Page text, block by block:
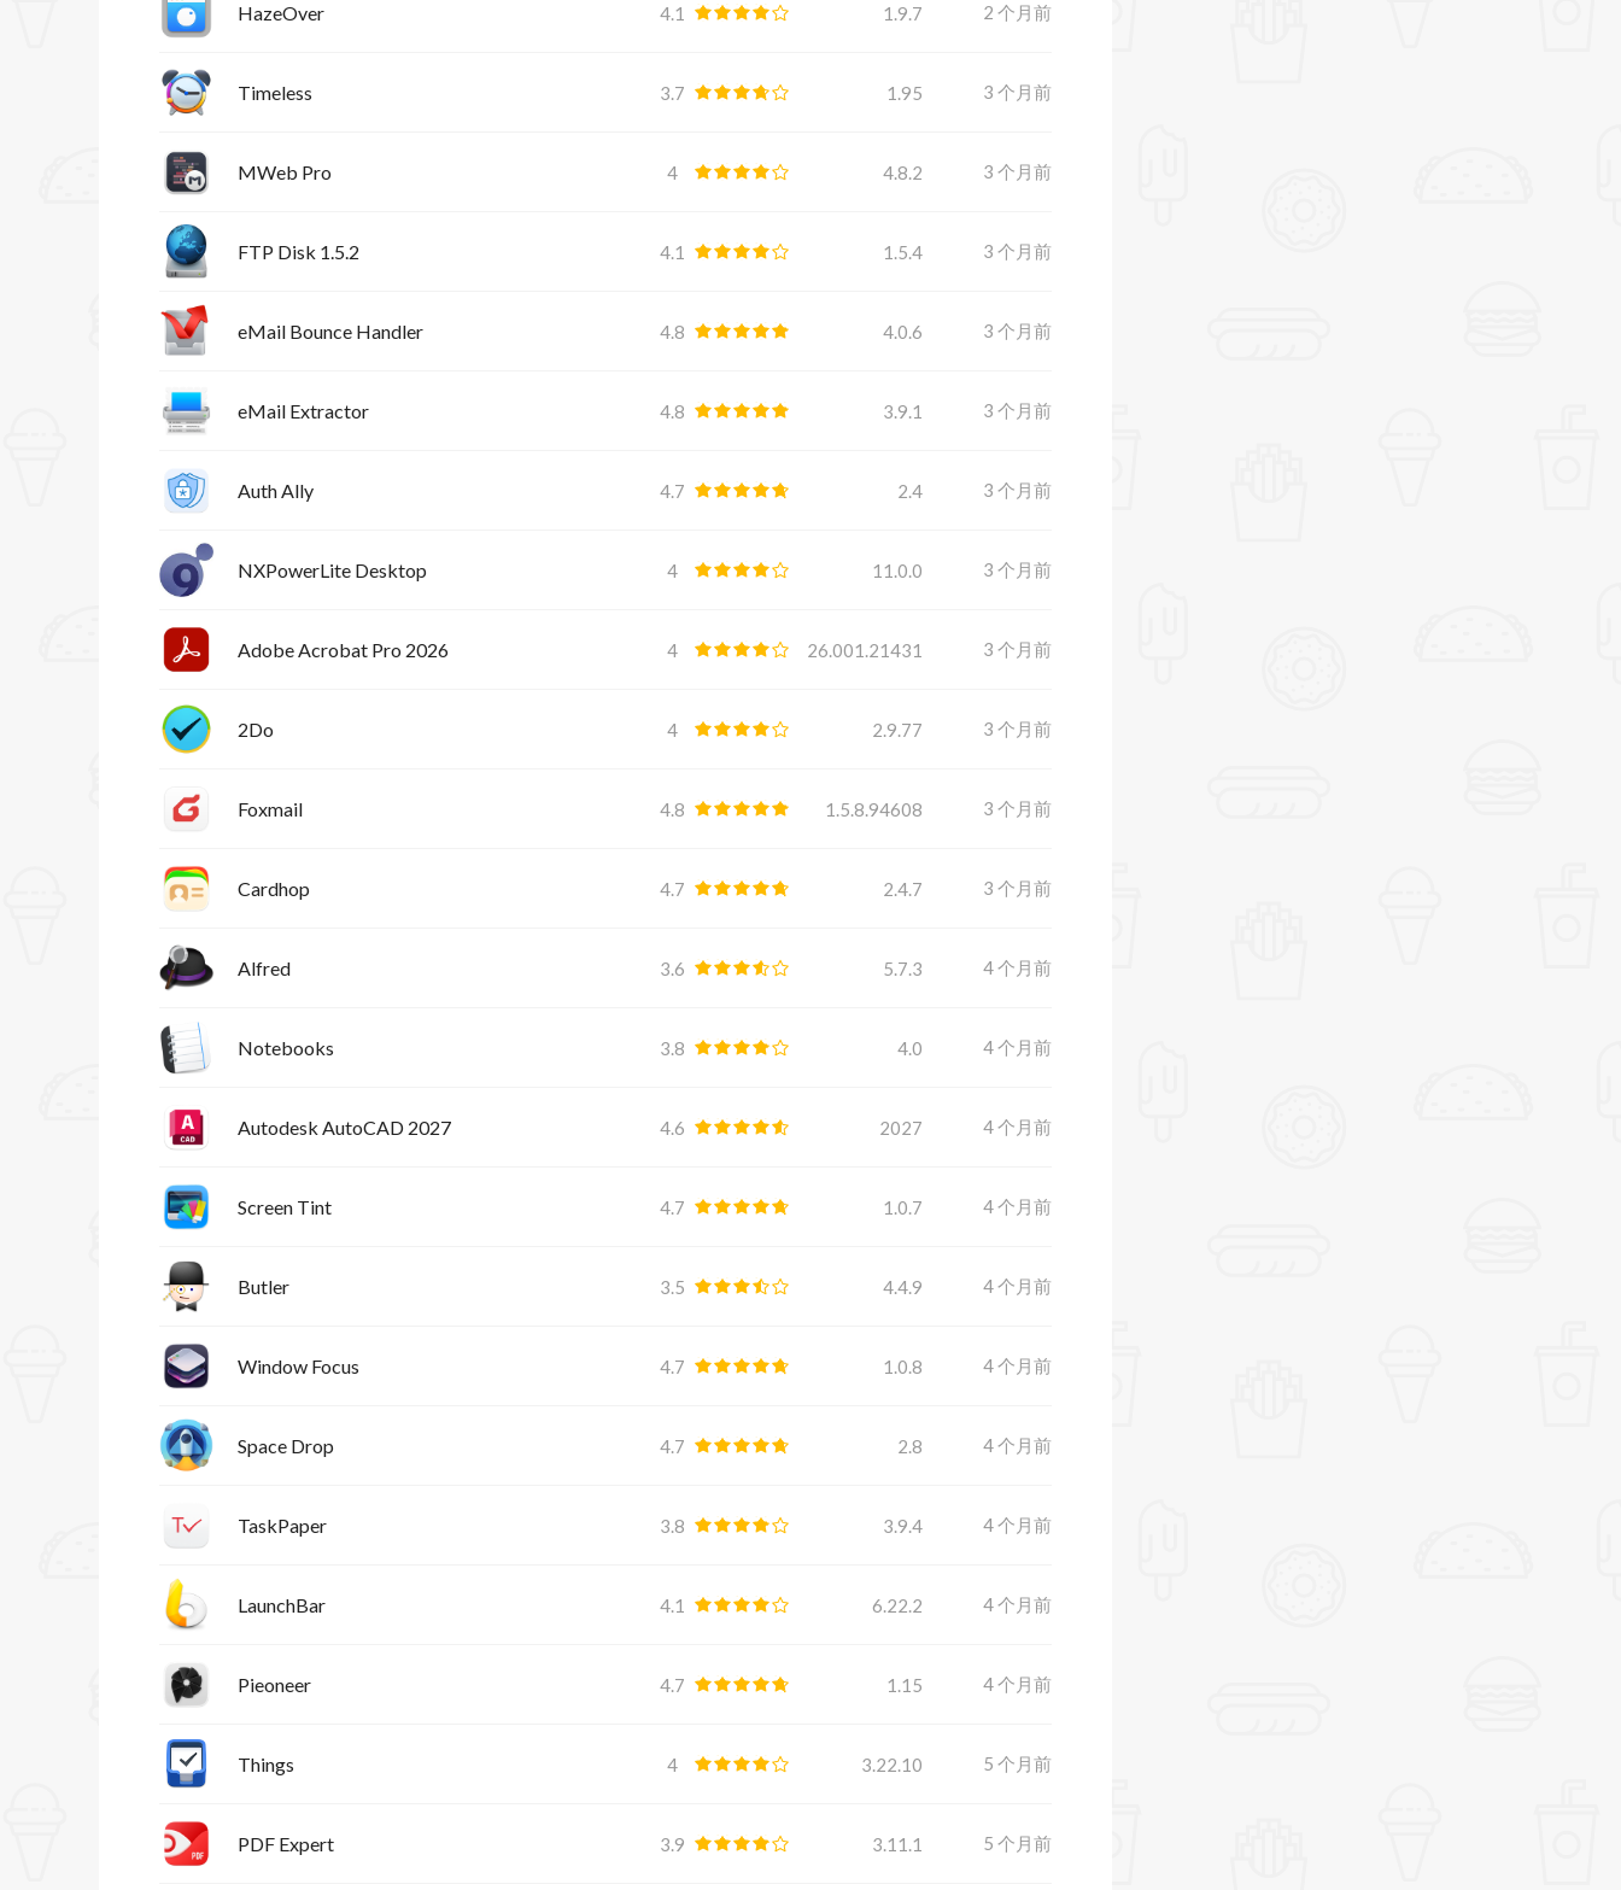
HazeOver 4.1 1.9.7 2 个月前
Timeless 3.7 1.95 3 个月前
MWeb Pro 4 4.8.2 3 个月前
FTP Disk 1.5.2 4.1 1.5.4 3 个月前
eMail Bounce Handler 4.8 4.0.6 3 个月前
eMail Extractor 4.8 3.9.1 3 个月前
Auth Ally 4.7 2.4 3 个月前
NXPowerLite Desktop 4 11.0.0 3 个月前
Adobe Acrobat Pro 2026 4 26.001.21431 3 个月前
2Do 4 2.9.77 3 个月前
Foxmail 4.8 1.5.8.94608 3 个月前
Cardhop 4.7 2.4.7 3 个月前
Alfred 3.6 5.7.3 4 个月前
Notebooks 3.8 4.0 4 个月前
Autodesk AutoCAD 2027 4.6 2027 4 个月前
Screen Tint 4.7 1.0.7 4 个月前
Butler 3.5 4.4.9 4 个月前
Window Focus 4.7 1.0.8 4 个月前
Space Drop 4.7 2.8 4 个月前
TaskPaper 3.8 3.9.4 4 个月前
LaunchBar 4.1 6.22.2 4 个月前
Pieoneer 4.7 1.15 4 个月前
Things 4 3.22.10 5 个月前
PDF Expert 3.9 3.11.1 5 个月前